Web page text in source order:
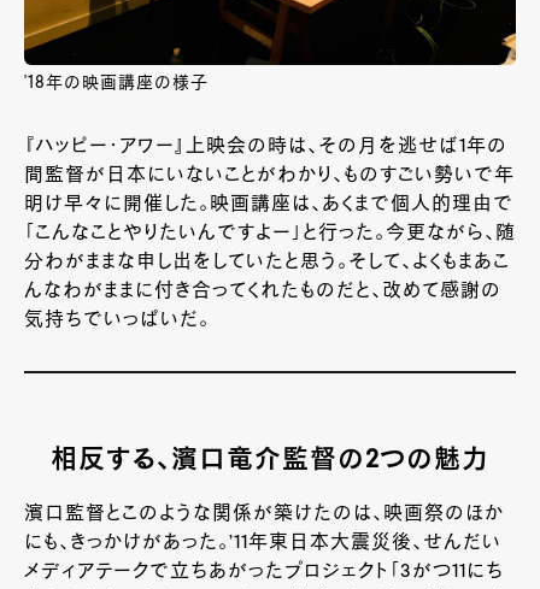
'18年の映画講座の様子
『ハッピー・アワー』上映会の時は、その月を逃せば1年の
間監督が日本にいないことがわかり、ものすごい勢いで年
明け早々に開催した。映画講座は、あくまで個人的理由で
「こんなことやりたいんですよー」と行った。今更ながら、随
分わがままな申し出をしていたと思う。そして、よくもまあこ
んなわがままに付き合ってくれたものだと、改めて感謝の
気持ちでいっぱいだ。
相反する、濱口竜介監督の2つの魅力
濱口監督とこのような関係が築けたのは、映画祭のほか
にも、きっかけがあった。’11年東日本大震災後、せんだい
メディアテークで立ちあがったプロジェクト「 3がつ11 にち